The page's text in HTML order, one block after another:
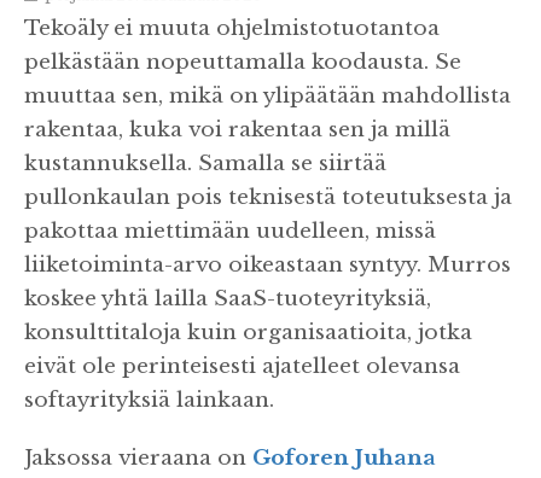
Tekoäly ei muuta ohjelmistotuotantoa
pelkästään nopeuttamalla koodausta. Se
muuttaa sen, mikä on ylipäätään mahdollista
rakentaa, kuka voi rakentaa sen ja millä
kustannuksella. Samalla se siirtää
pullonkaulan pois teknisestä toteutuksesta ja
pakottaa miettimään uudelleen, missä
liiketoiminta-arvo oikeastaan syntyy. Murros
koskee yhtä lailla SaaS-tuoteyrityksiä,
konsulttitaloja kuin organisaatioita, jotka
eivät ole perinteisesti ajatelleet olevansa
softayrityksiä lainkaan.
Jaksossa vieraana on Goforen Juhana